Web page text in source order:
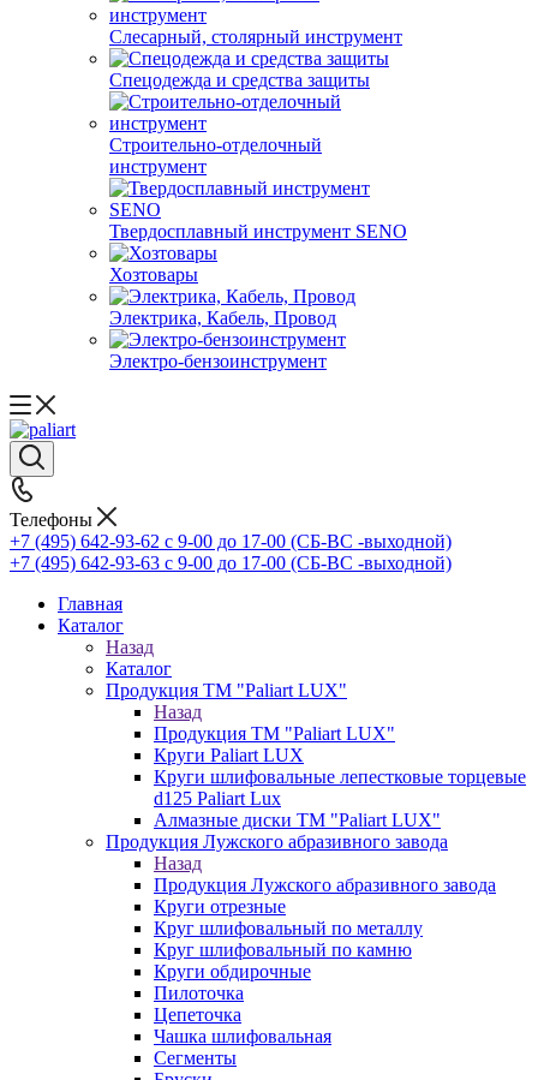
Слесарный, столярный инструмент
Спецодежда и средства защиты
Строительно-отделочный
инструмент
Твердосплавный инструмент SENO
Хозтовары
Электрика, Кабель, Провод
Электро-бензоинструмент
Телефоны
+7 (495) 642-93-62 c 9-00 до 17-00 (СБ-ВС -выходной)
+7 (495) 642-93-63 c 9-00 до 17-00 (СБ-ВС -выходной)
Главная
Каталог
Назад
Каталог
Продукция ТМ "Paliart LUX"
Назад
Продукция ТМ "Paliart LUX"
Круги Paliart LUX
Круги шлифовальные лепестковые торцевые
d125 Paliart Lux
Алмазные диски ТМ "Paliart LUX"
Продукция Лужского абразивного завода
Назад
Продукция Лужского абразивного завода
Круги отрезные
Круг шлифовальный по металлу
Круг шлифовальный по камню
Круги обдирочные
Пилоточка
Цепеточка
Чашка шлифовальная
Сегменты